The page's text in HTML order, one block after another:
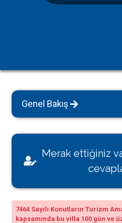
Genel Bakış
Merak ettiğiniz
7464 Sayılı Konutların Turizm
kapsamında bu villa 100 gün ve